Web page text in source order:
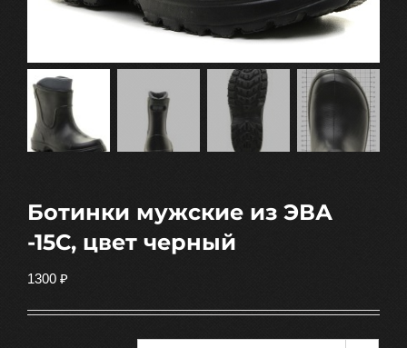
Ботинки мужские из ЭВА
-15С, цвет черный
1300 ₽